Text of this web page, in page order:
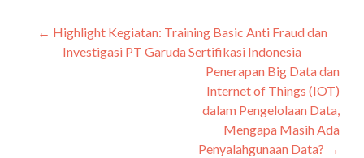
Navigasi
← Highlight Kegiatan: Training Basic Anti Fraud dan
Investigasi PT Garuda Sertifikasi Indonesia
Penerapan Big Data dan
Internet of Things (IOT)
dalam Pengelolaan Data,
Mengapa Masih Ada
Penyalahgunaan Data? →